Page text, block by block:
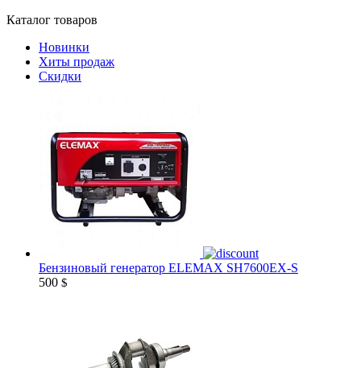
Каталог товаров
Новинки
Хиты продаж
Скидки
Бензиновый генератор ELEMAX SH7600EX-S
500 $